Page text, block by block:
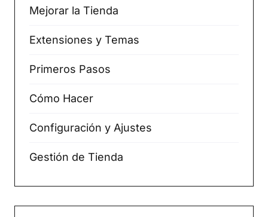
Mejorar la Tienda
Extensiones y Temas
Primeros Pasos
Cómo Hacer
Configuración y Ajustes
Gestión de Tienda